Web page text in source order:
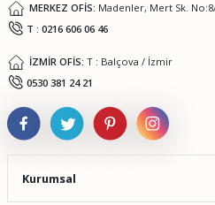
MERKEZ OFİS: Madenler, Mert Sk.
T : 0216 606 06 46
İZMİR OFİS: T : Balçova / İzmir
0530 381 24 21
Kurumsal